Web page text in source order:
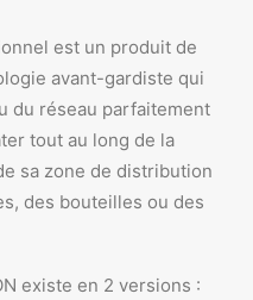
est un produit de
avant-gardiste qui
du réseau parfaitement
tout au long de la
sa zone de distribution
des bouteilles ou des
existe en 2 versions :